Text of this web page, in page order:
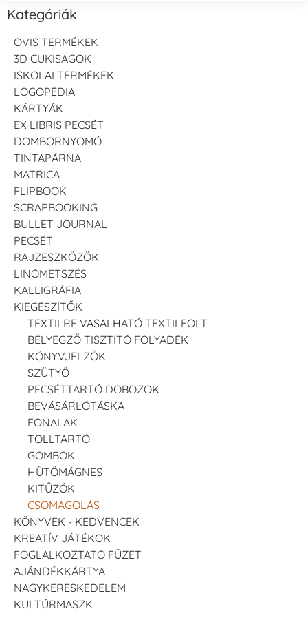
Kategóriák
OVIS TERMÉKEK
3D CUKISÁGOK
ISKOLAI TERMÉKEK
LOGOPÉDIA
KÁRTYÁK
EX LIBRIS PECSÉT
DOMBORNYOMÓ
TINTAPÁRNA
MATRICA
FLIPBOOK
SCRAPBOOKING
BULLET JOURNAL
PECSÉT
RAJZESZKÖZÖK
LINÓMETSZÉS
KALLIGRÁFIA
KIEGÉSZÍTŐK
TEXTILRE VASALHATÓ TEXTILFOLT
BÉLYEGZŐ TISZTÍTÓ FOLYADÉK
KÖNYVJELZŐK
SZÜTYŐ
PECSÉTTARTÓ DOBOZOK
BEVÁSÁRLÓTÁSKA
FONALAK
TOLLTARTÓ
GOMBOK
HŰTŐMÁGNES
KITŰZŐK
CSOMAGOLÁS
KÖNYVEK - KEDVENCEK
KREATÍV JÁTÉKOK
FOGLALKOZTATÓ FÜZET
AJÁNDÉKKÁRTYA
NAGYKERESKEDELEM
KULTÚRMASZK